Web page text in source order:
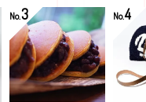
No.3 No.4